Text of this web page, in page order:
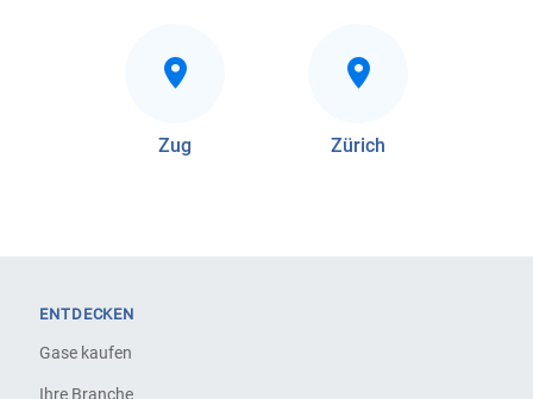
Zug Zürich
ENTDECKEN
Gase kaufen
Ihre Branche